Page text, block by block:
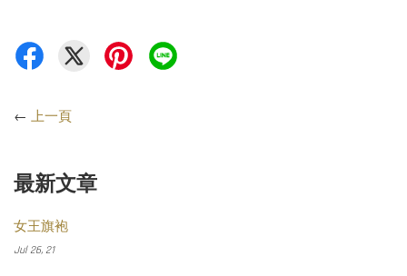
← 上一頁
最新文章
女王旗袍
Jul 26, 21